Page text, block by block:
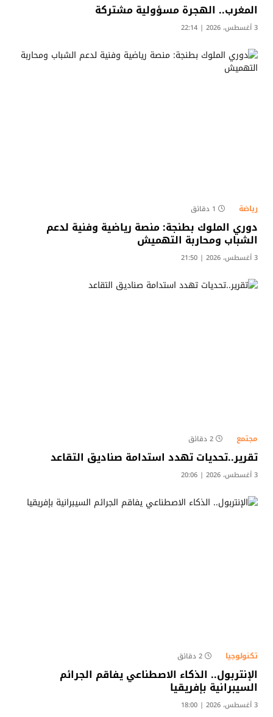
المغرب.. الهجرة مسؤولية مشتركة
3 أغسطس، 2026 | 22:14
رياضة 1 دقائق
دوري الملوك بطنجة: منصة رياضية وفنية لدعم
الشباب ومحاربة التهميش​
3 أغسطس، 2026 | 21:50
مجتمع 2 دقائق
تقرير..تحديات تهدد استدامة صناديق التقاعد
3 أغسطس، 2026 | 20:06
تكنولوجيا 2 دقائق
الإنتربول.. الذكاء الاصطناعي يفاقم الجرائم
السيبرانية بإفريقيا
3 أغسطس، 2026 | 18:00